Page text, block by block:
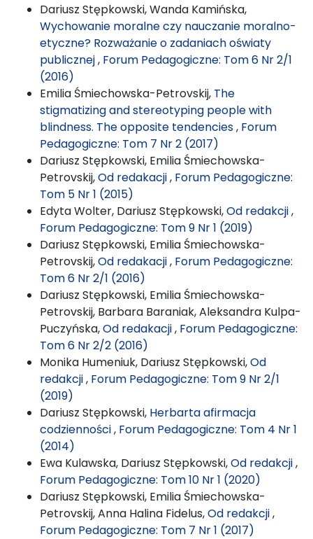
Dariusz Stępkowski, Wanda Kamińska,
Wychowanie moralne czy nauczanie moralno-
etyczne? Rozważanie o zadaniach oświaty
publicznej, Forum Pedagogiczne: Tom 6 Nr 2/1
(2016)
Emilia Śmiechowska-Petrovskij, The
stigmatizing and stereotyping people with
blindness. The opposite tendencies, Forum
Pedagogiczne: Tom 7 Nr 2 (2017)
Dariusz Stępkowski, Emilia Śmiechowska-
Petrovskij,Od redakacji, Forum Pedagogiczne:
Tom 5 Nr 1 (2015)
Edyta Wolter, Dariusz Stępkowski,Od redakcji,
Forum Pedagogiczne: Tom 9 Nr 1 (2019)
Dariusz Stępkowski, Emilia Śmiechowska-
Petrovskij,Od redakacji, Forum Pedagogiczne:
Tom 6 Nr 2/1 (2016)
Dariusz Stępkowski, Emilia Śmiechowska-
Petrovskij, Barbara Baraniak, Aleksandra Kulpa-
Puczyńska,Od redakacji, Forum Pedagogiczne:
Tom 6 Nr 2/2 (2016)
Monika Humeniuk, Dariusz Stępkowski,Od
redakcji, Forum Pedagogiczne: Tom 9 Nr 2/1
(2019)
Dariusz Stępkowski, Herbarta afirmacja
codzienności, Forum Pedagogiczne: Tom 4 Nr 1
(2014)
Ewa Kulawska, Dariusz Stępkowski,Od redakcji,
Forum Pedagogiczne: Tom 10 Nr 1 (2020)
Dariusz Stępkowski, Emilia Śmiechowska-
Petrovskij, Anna Halina Fidelus,Od redakcji,
Forum Pedagogiczne: Tom 7 Nr 1 (2017)